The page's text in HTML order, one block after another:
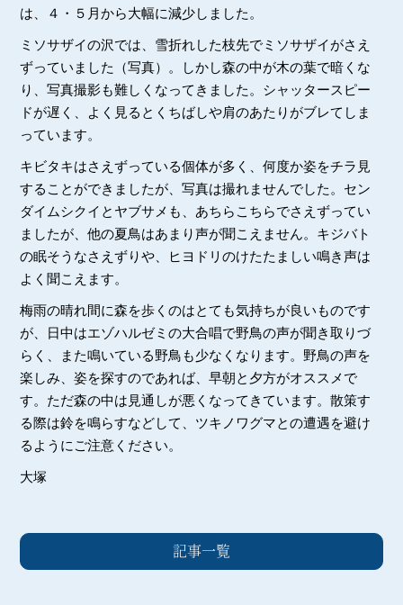
は、４・５月から大幅に減少しました。
ミソサザイの沢では、雪折れした枝先でミソサザイがさえ
ずっていました（写真）。しかし森の中が木の葉で暗くな
り、写真撮影も難しくなってきました。シャッタースピー
ドが遅く、よく見るとくちばしや肩のあたりがブレてしま
っています。
キビタキはさえずっている個体が多く、何度か姿をチラ見
することができましたが、写真は撮れませんでした。セン
ダイムシクイとヤブサメも、あちらこちらでさえずってい
ましたが、他の夏鳥はあまり声が聞こえません。キジバト
の眠そうなさえずりや、ヒヨドリのけたたましい鳴き声は
よく聞こえます。
梅雨の晴れ間に森を歩くのはとても気持ちが良いものです
が、日中はエゾハルゼミの大合唱で野鳥の声が聞き取りづ
らく、また鳴いている野鳥も少なくなります。野鳥の声を
楽しみ、姿を探すのであれば、早朝と夕方がオススメで
す。ただ森の中は見通しが悪くなってきています。散策す
る際は鈴を鳴らすなどして、ツキノワグマとの遭遇を避け
るようにご注意ください。
大塚
記事一覧